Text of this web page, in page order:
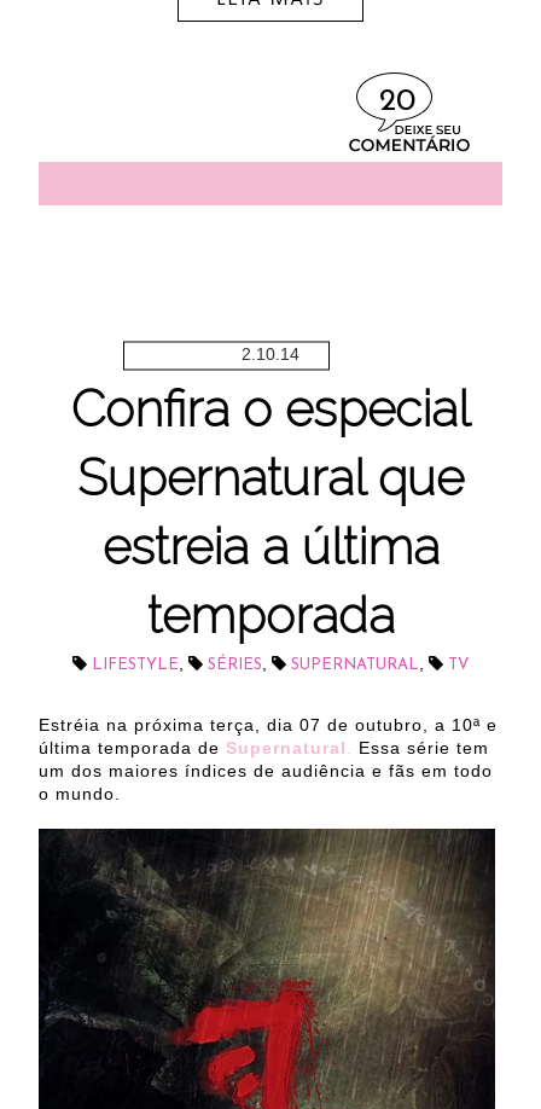
20
2.10.14
Confira o especial
Supernatural que
estreia a última
temporada
LIFESTYLE, SÉRIES, SUPERNATURAL, TV
Estréia na próxima terça, dia 07 de outubro, a 10ª e
última temporada de Supernatural. Essa série tem
um dos maiores índices de audiência e fãs em todo
o mundo.